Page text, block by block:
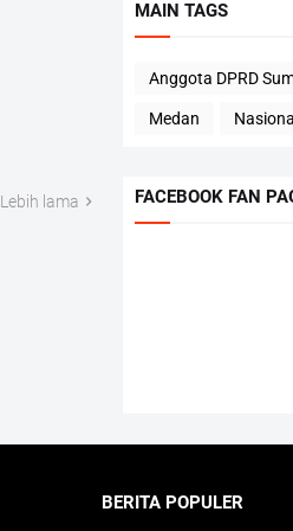
Lebih lama
MAIN TAGS
Anggota DPRD
Medan
FACEBOOK FAN
BERITA POPULER